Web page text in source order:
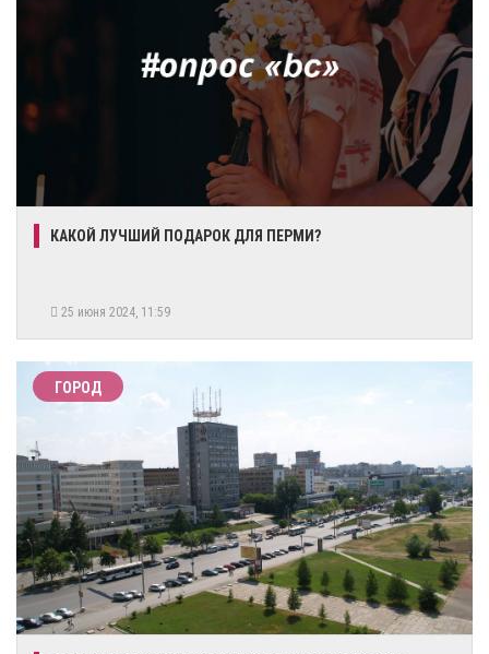
КАКОЙ ЛУЧШИЙ ПОДАРОК ДЛЯ ПЕРМИ?
25 июня 2024, 11:59
ГОРОД